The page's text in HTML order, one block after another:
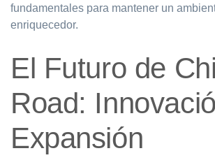
fundamentales para mantener un
enriquecedor.
El Futuro de
Road:
Expansión